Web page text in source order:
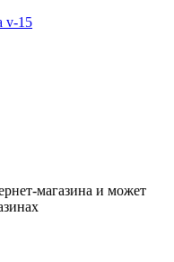
магазина и может